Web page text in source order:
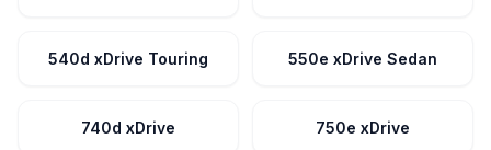
540d xDrive Touring 550e xDrive Sedan
740d xDrive 750e xDrive